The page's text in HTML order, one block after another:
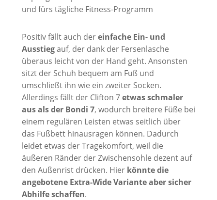
Positiv fällt auch dereinfache Ein- und
Ausstiegauf, der dank der Fersenlasche
überaus leicht von der Hand geht. Ansonsten
sitzt der Schuh bequem am Fuß und
umschließt ihn wie ein zweiter Socken.
Allerdings fällt der Clifton 7etwas schmaler
aus als der Bondi 7, wodurch breitere Füße bei
einem regulären Leisten etwas seitlich über
das Fußbett hinausragen können. Dadurch
leidet etwas der Tragekomfort, weil die
äußeren Ränder der Zwischensohle dezent auf
den Außenrist drücken. Hier könnte die
angebotene Extra-Wide Variante aber sicher
Abhilfe schaffen.